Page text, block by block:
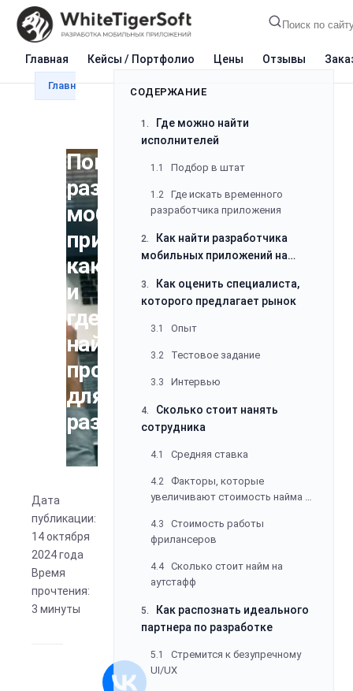
Главная Кейсы / Портфолио Цены Отзывы
Главная Блог Разработка Поиск
Поиск
разработчика
мобильных
приложений:
как
и
где
найти
программиста
для
разработки
Дата
публикации:
14 октября
2024 года
Время
прочтения:
3 минуты
СОДЕРЖАНИЕ
1.
исполнителей
1.1 Подбор в штат
1.2
разработчика приложения
2.
мобильных приложений на
проект
3.
которого предлагает рынок
3.1 Опыт
3.2 Тестовое задание
3.3 Интервью
4.
сотрудника
4.1 Средняя ставка
4.2
увеличивают стоимость найма в
4.3
фрилансеров
4.4
аутстафф
5.
партнера по разработке
5.1
UI/UX